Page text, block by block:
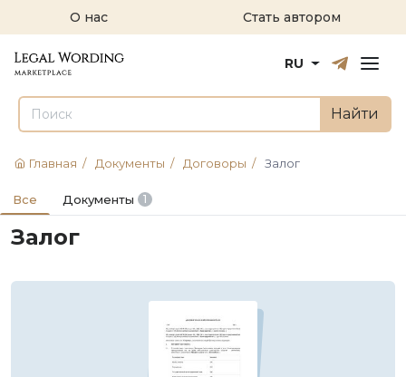
О нас Стать автором
РусскийEnglish
RU
Найти
Главная / Документы / Договоры / Залог
Все Документы 1
Залог